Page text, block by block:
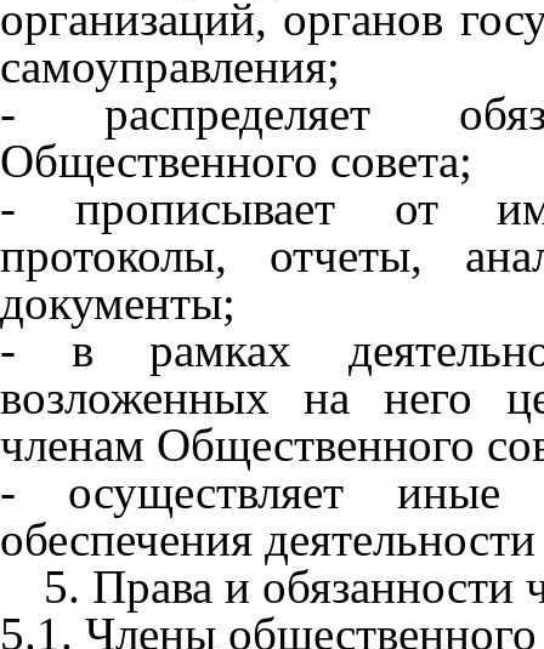
организаций, органов
самоуправления;
- распределяет
Общественного совета;
- прописывает от
протоколы, отчеты,
документы;
- в рамках
возложенных на него
членам Общественного
- осуществляет иные
обеспечения
5. Права и обязанности
5.1. Члены